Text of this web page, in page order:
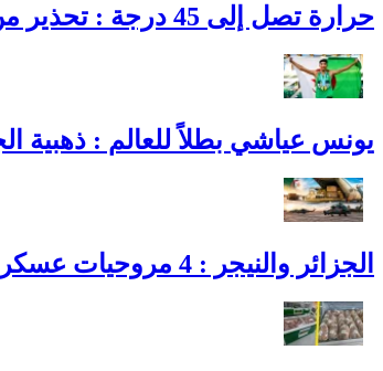
حرارة تصل إلى 45 درجة : تحذير من موجة حر تضرب عدة ولايات في الجزائر
يونس عياشي بطلاً للعالم : ذهبية
الجزائر والنيجر : 4 مروحيات عسكرية وتعزيز جديد للتعاون الدفاعي